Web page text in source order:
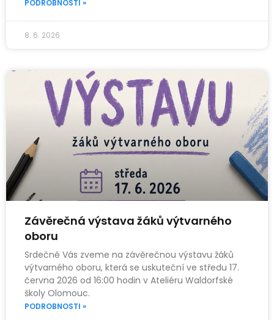
PODROBNOSTI »
8. 6. 2026
Závěrečná výstava žáků výtvarného
oboru
Srdečně Vás zveme na závěrečnou výstavu žáků
výtvarného oboru, která se uskuteční ve středu 17.
června 2026 od 16:00 hodin v Ateliéru Waldorfské
školy Olomouc.
PODROBNOSTI »